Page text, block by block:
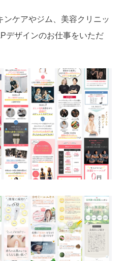
ンケアやジム、美容クリニッ
デザインのお仕事をいただ